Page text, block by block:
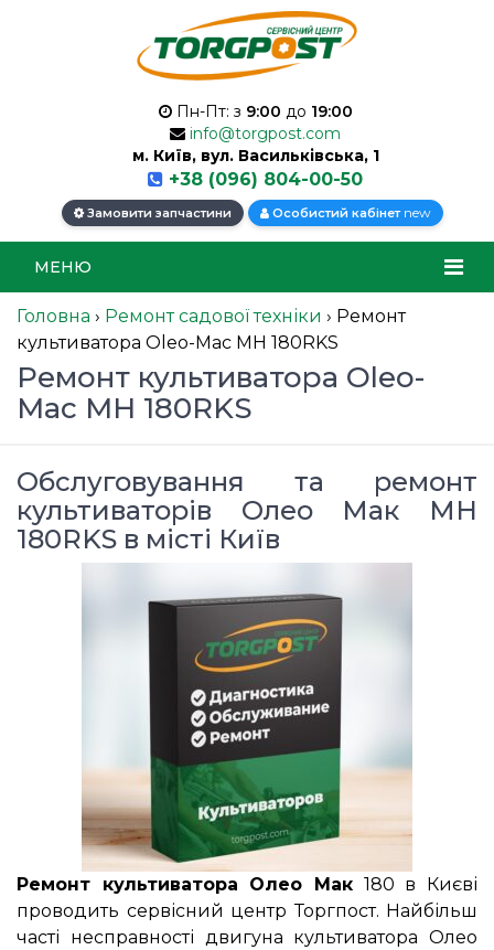
Пн-Пт: з 9:00 до 19:00
info@torgpost.com
м. Київ, вул. Васильківська, 1
+38 (096) 804-00-50
Замовити запчастини Особистий кабінет new
МЕНЮ
Головна › Ремонт садової техніки › Ремонт
культиватора Oleo-Mac MH 180RKS
Ремонт культиватора Oleo-
Mac MH 180RKS
Обслуговування та ремонт
культиваторів Олео Мак MH
180RKS в місті Київ
Ремонт культиватора Олео Мак 180 в Києві
проводить сервісний центр Торгпост. Найбільш
часті несправності двигуна культиватора Олео